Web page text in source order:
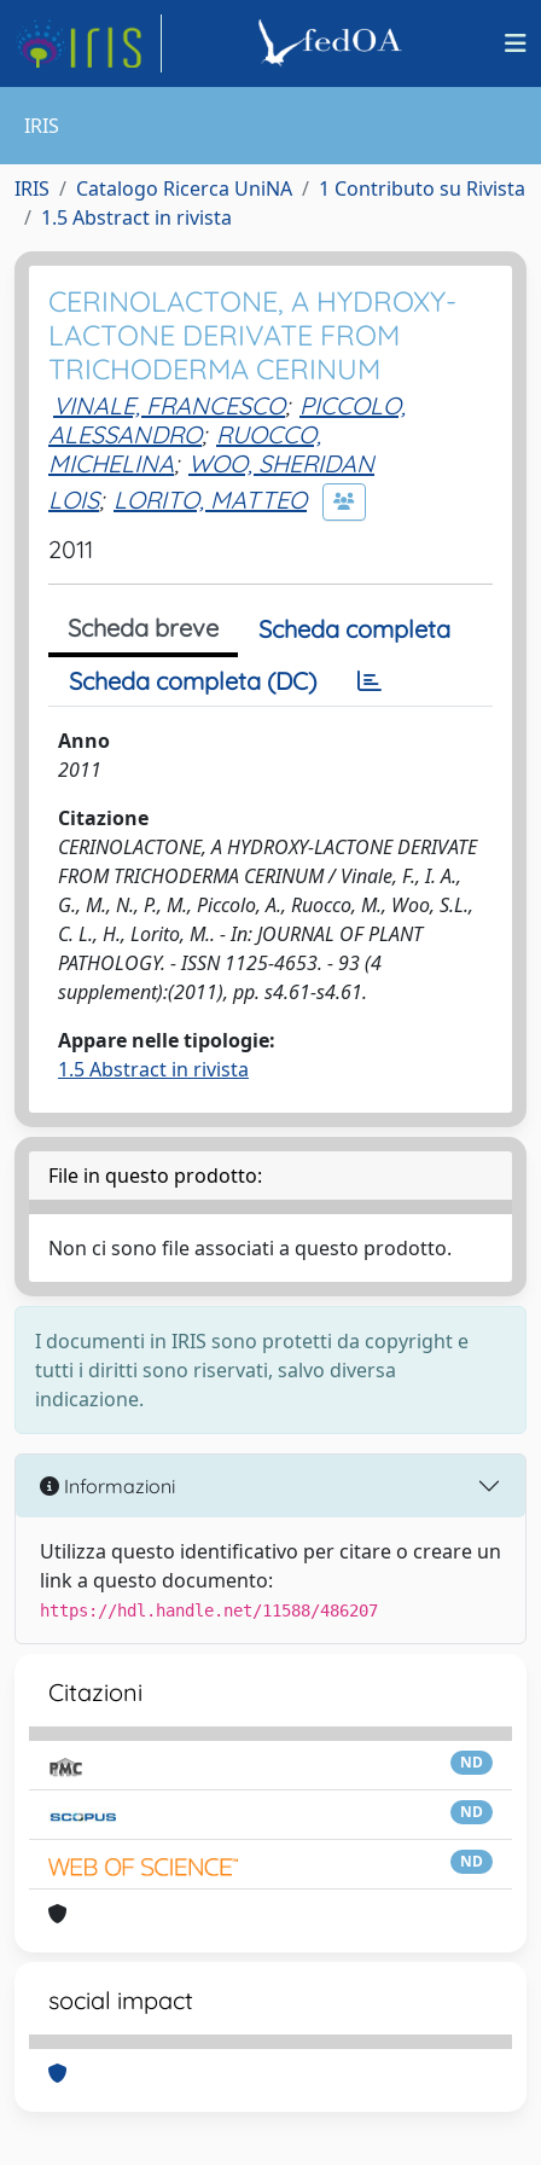
IRIS
IRIS Catalogo Ricerca UniNA
1 Contributo su Rivista
1.5 Abstract in rivista
CERINOLACTONE, A HYDROXY-
LACTONE DERIVATE FROM
TRICHODERMA CERINUM
VINALE, FRANCESCO; PICCOLO,
ALESSANDRO; RUOCCO,
MICHELINA; WOO, SHERIDAN
LOIS; LORITO, MATTEO
2011
Scheda breve
Scheda completa
Scheda completa (DC)
Anno
2011
Citazione
CERINOLACTONE, A HYDROXY-LACTONE DERIVATE
FROM TRICHODERMA CERINUM / Vinale, F., I. A.,
G., M., N., P., M., Piccolo, A., Ruocco, M., Woo, S.L.,
C. L., H., Lorito, M.. - In: JOURNAL OF PLANT
PATHOLOGY. - ISSN 1125-4653. - 93 (4
supplement):(2011), pp. s4.61-s4.61.
Appare nelle tipologie:
1.5 Abstract in rivista
File in questo prodotto:
Non ci sono file associati a questo prodotto.
I documenti in IRIS sono protetti da copyright e
tutti i diritti sono riservati, salvo diversa
indicazione.
Informazioni
Utilizza questo identificativo per citare o creare un
link a questo documento:
https://hdl.handle.net/11588/486207
Citazioni
ND
ND
ND
social impact